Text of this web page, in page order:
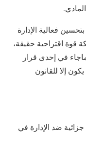
فعالية الإدارة
اقتراحية حقيقة،
في إحدى قرار
إلا للقانون
ضد الإدارة في